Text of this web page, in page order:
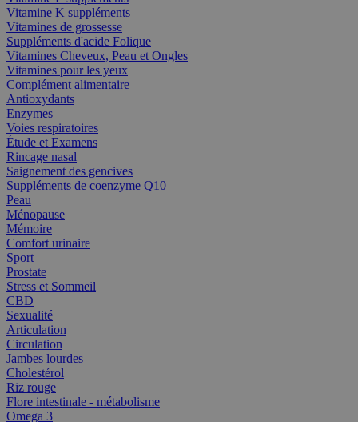
Vitamine K suppléments
Vitamines de grossesse
Suppléments d'acide Folique
Vitamines Cheveux, Peau et Ongles
Vitamines pour les yeux
Complément alimentaire
Antioxydants
Enzymes
Voies respiratoires
Étude et Examens
Rincage nasal
Saignement des gencives
Suppléments de coenzyme Q10
Peau
Ménopause
Mémoire
Comfort urinaire
Sport
Prostate
Stress et Sommeil
CBD
Sexualité
Articulation
Circulation
Jambes lourdes
Cholestérol
Riz rouge
Flore intestinale - métabolisme
Omega 3